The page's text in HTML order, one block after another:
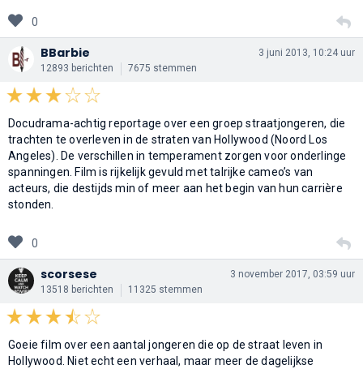
0
BBarbie
12893 berichten 7675 stemmen
3 juni 2013, 10:24 uur
Docudrama-achtig reportage over een groep straatjongeren, die
trachten te overleven in de straten van Hollywood (Noord Los
Angeles). De verschillen in temperament zorgen voor onderlinge
spanningen. Film is rijkelijk gevuld met talrijke cameo’s van
acteurs, die destijds min of meer aan het begin van hun carrière
stonden.
0
scorsese
13518 berichten 11325 stemmen
3 november 2017, 03:59 uur
Goeie film over een aantal jongeren die op de straat leven in
Hollywood. Niet echt een verhaal, maar meer de dagelijkse